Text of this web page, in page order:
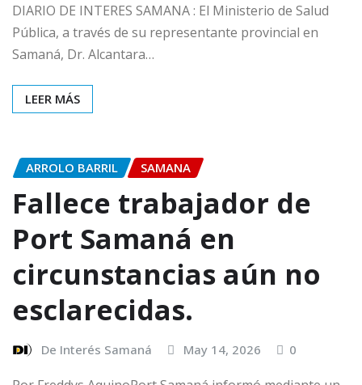
DIARIO DE INTERES SAMANA : El Ministerio de Salud
Pública, a través de su representante provincial en
Samaná, Dr. Alcantara…
LEER MÁS
ARROLO BARRIL SAMANA
Fallece trabajador de
Port Samaná en
circunstancias aún no
esclarecidas.
De Interés Samaná May 14, 2026 0